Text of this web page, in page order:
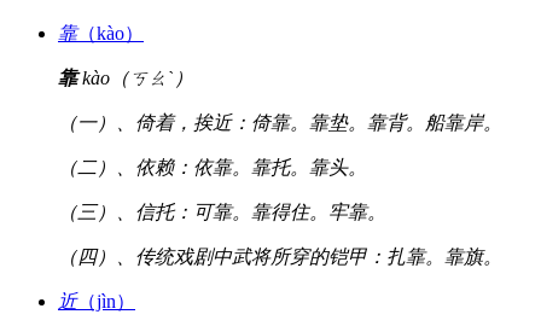
靠（kào）
靠kào（ㄎㄠˋ）
（一）、倚着，挨近：倚靠。靠垫。靠背。船靠岸。
（二）、依赖：依靠。靠托。靠头。
（三）、信托：可靠。靠得住。牢靠。
（四）、传统戏剧中武将所穿的铠甲：扎靠。靠旗。
近（jìn）